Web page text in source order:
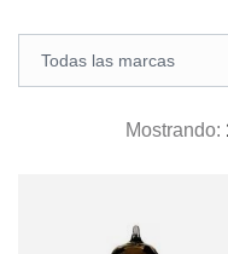
Mostrando: